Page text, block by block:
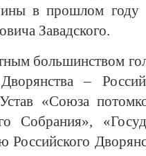
в прошлом году
Завадского.
большинством
–
«Союза
Собрания»,
Российского